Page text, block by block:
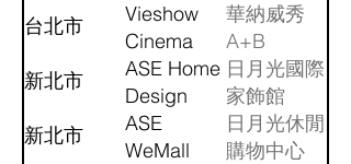
Dept.
Store
(Taipei)
台北市
Vieshow
Cinema
Xinyi
華納威秀
A+B
新北市
ASE Home
Design
Center
日月光國際
家飾館
新北市
ASE
WeMall
日月光休閒
購物中心